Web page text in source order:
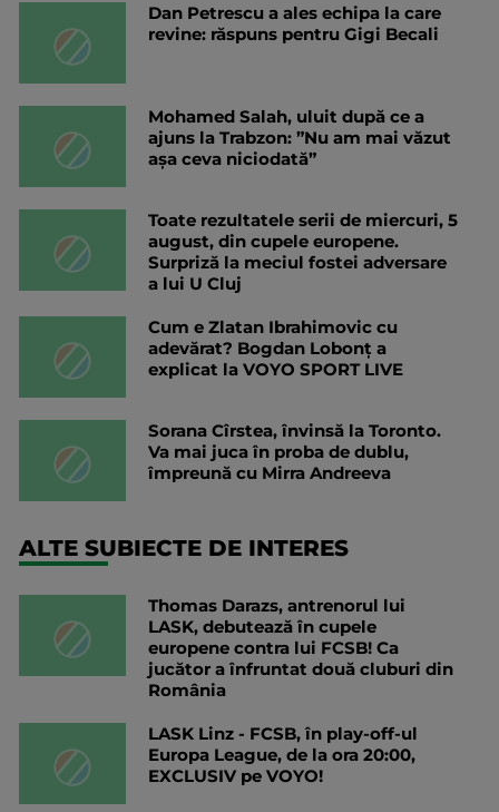
Dan Petrescu a ales echipa la care
revine: răspuns pentru Gigi Becali
Mohamed Salah, uluit după ce a
ajuns la Trabzon: ”Nu am mai văzut
așa ceva niciodată”
Toate rezultatele serii de miercuri, 5
august, din cupele europene.
Surpriză la meciul fostei adversare
a lui U Cluj
Cum e Zlatan Ibrahimovic cu
adevărat? Bogdan Lobonț a
explicat la VOYO SPORT LIVE
Sorana Cîrstea, învinsă la Toronto.
Va mai juca în proba de dublu,
împreună cu Mirra Andreeva
ALTE SUBIECTE DE INTERES
Thomas Darazs, antrenorul lui
LASK, debutează în cupele
europene contra lui FCSB! Ca
jucător a înfruntat două cluburi din
România
LASK Linz - FCSB, în play-off-ul
Europa League, de la ora 20:00,
EXCLUSIV pe VOYO!